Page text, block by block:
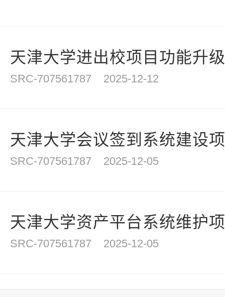
天津大学进出校项目功能升
SRC-707561787 2025-12-12
天津大学会议签到系统建设
SRC-707561787 2025-12-05
天津大学资产平台系统维护
SRC-707561787 2025-12-05